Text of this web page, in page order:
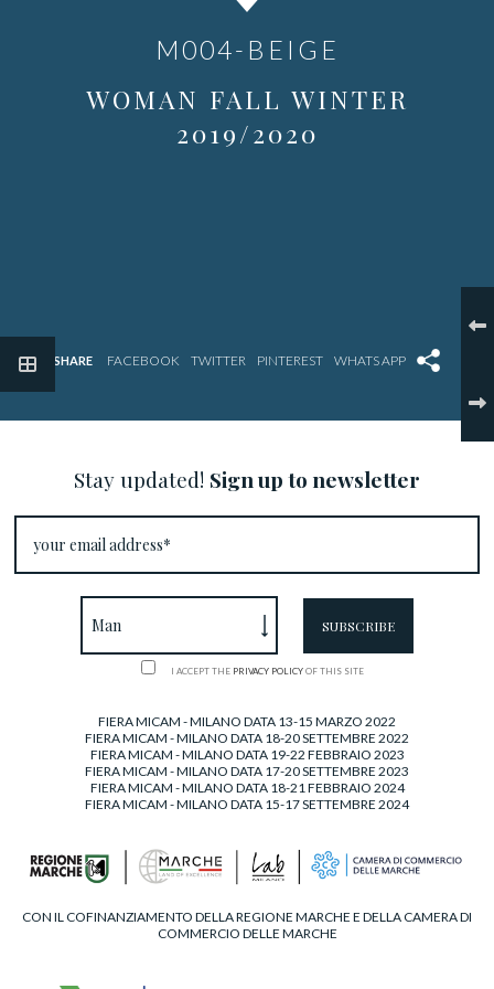
M004-BEIGE
WOMAN FALL WINTER
2019/2020
SHARE
Stay updated! Sign up to newsletter
I ACCEPT THE PRIVACY POLICY OF THIS SITE
FIERA MICAM - MILANO DATA 13-15 MARZO 2022
FIERA MICAM - MILANO DATA 18-20 SETTEMBRE 2022
FIERA MICAM - MILANO DATA 19-22 FEBBRAIO 2023
FIERA MICAM - MILANO DATA 17-20 SETTEMBRE 2023
FIERA MICAM - MILANO DATA 18-21 FEBBRAIO 2024
FIERA MICAM - MILANO DATA 15-17 SETTEMBRE 2024
CON IL COFINANZIAMENTO DELLA REGIONE MARCHE E DELLA CAMERA DI
COMMERCIO DELLE MARCHE